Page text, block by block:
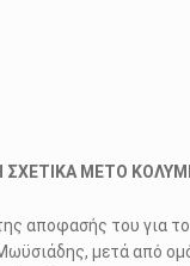
ΜΕΤΟ
αποφασής του για το
μετά από